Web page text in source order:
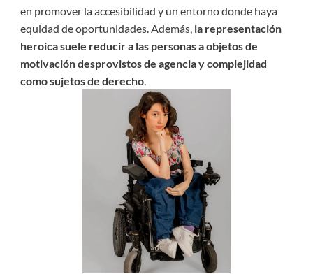
en promover la accesibilidad y un entorno donde haya
equidad de oportunidades. Además, la representación
heroica suele reducir a las personas a objetos de
motivación desprovistos de agencia y complejidad
como sujetos de derecho.